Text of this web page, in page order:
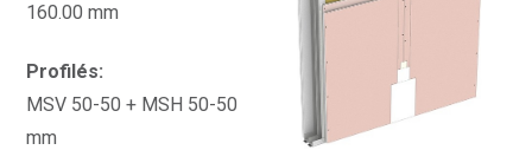
160.00 mm
Profilés:
MSV 50-50 + MSH 50-50
mm